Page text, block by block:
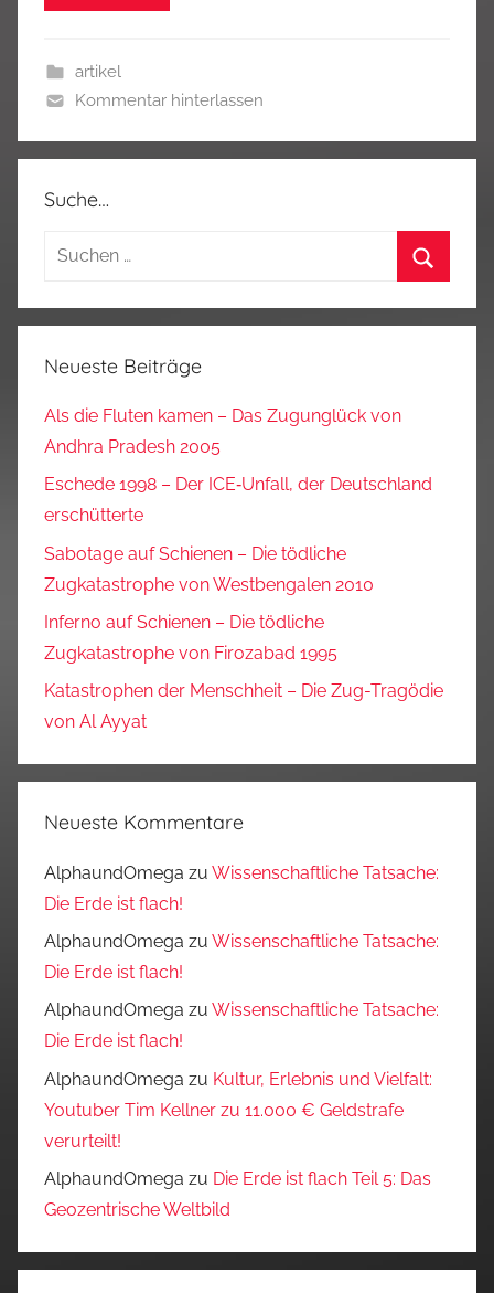
artikel
Kommentar hinterlassen
Suche…
Suchen
Neueste Beiträge
Als die Fluten kamen – Das Zugunglück von
Andhra Pradesh 2005
Eschede 1998 – Der ICE‑Unfall, der Deutschland
erschütterte
Sabotage auf Schienen – Die tödliche
Zugkatastrophe von Westbengalen 2010
Inferno auf Schienen – Die tödliche
Zugkatastrophe von Firozabad 1995
Katastrophen der Menschheit – Die Zug-Tragödie
von Al Ayyat
Neueste Kommentare
AlphaundOmega zu Wissenschaftliche Tatsache:
Die Erde ist flach!
AlphaundOmega zu Wissenschaftliche Tatsache:
Die Erde ist flach!
AlphaundOmega zu Wissenschaftliche Tatsache:
Die Erde ist flach!
AlphaundOmega zu Kultur, Erlebnis und Vielfalt:
Youtuber Tim Kellner zu 11.000 € Geldstrafe
verurteilt!
AlphaundOmega zu Die Erde ist flach Teil 5: Das
Geozentrische Weltbild